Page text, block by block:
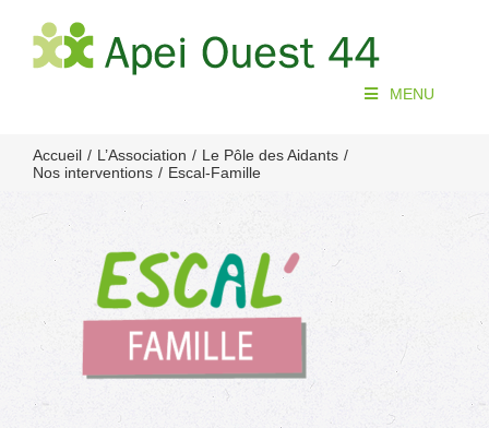
contenu
MENU
Accueil L’Association
Le Pôle des Aidants
Nos interventions
Escal-Famille